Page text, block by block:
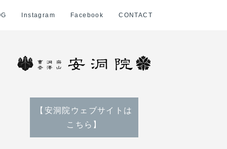
Instagram Facebook CONTACT
【安洞院ウェブサイトは
こちら】